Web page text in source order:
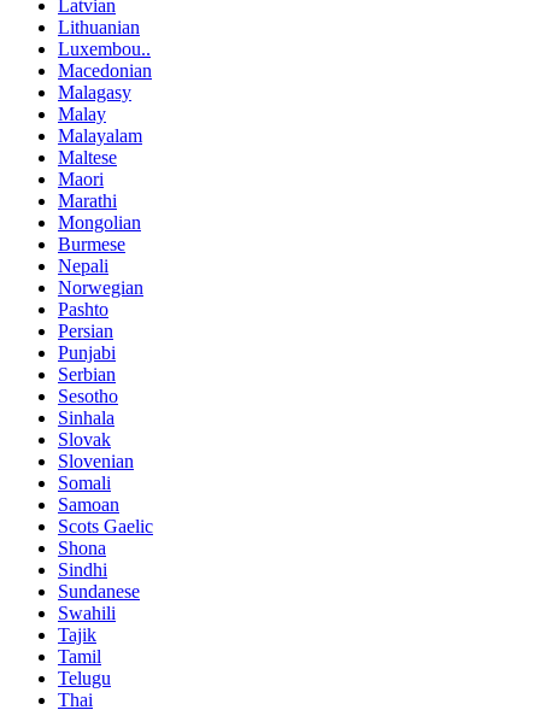
Latvian
Lithuanian
Luxembou..
Macedonian
Malagasy
Malay
Malayalam
Maltese
Maori
Marathi
Mongolian
Burmese
Nepali
Norwegian
Pashto
Persian
Punjabi
Serbian
Sesotho
Sinhala
Slovak
Slovenian
Somali
Samoan
Scots Gaelic
Shona
Sindhi
Sundanese
Swahili
Tajik
Tamil
Telugu
Thai